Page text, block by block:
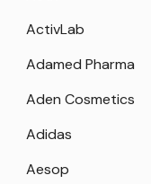
ActivLab
Adamed Pharma
Aden Cosmetics
Adidas
Aesop